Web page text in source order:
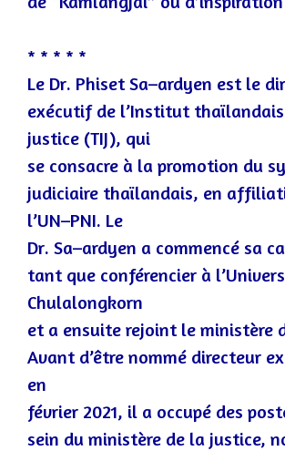
* * * * *
Le Dr. Phiset Sa–ardyen est le
exécutif de l’Institut
justice (TIJ), qui
se consacre à la promotion du
judiciaire thaïlandais, en
l’UN–PNI. Le
Dr. Sa–ardyen a commencé sa
tant que conférencier à
Chulalongkorn
et a ensuite rejoint le ministère
Avant d’être nommé directeur
en
février 2021, il a occupé des
sein du ministère de la justice,